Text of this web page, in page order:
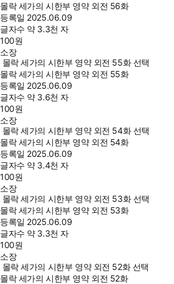
몰락 세가의 시한부 영약 외전 56화
등록일 2025.06.09
글자수 약 3.3천 자
100원
소장
몰락 세가의 시한부 영약 외전 55화 선택
몰락 세가의 시한부 영약 외전 55화
등록일 2025.06.09
글자수 약 3.6천 자
100원
소장
몰락 세가의 시한부 영약 외전 54화 선택
몰락 세가의 시한부 영약 외전 54화
등록일 2025.06.09
글자수 약 3.4천 자
100원
소장
몰락 세가의 시한부 영약 외전 53화 선택
몰락 세가의 시한부 영약 외전 53화
등록일 2025.06.09
글자수 약 3.3천 자
100원
소장
몰락 세가의 시한부 영약 외전 52화 선택
몰락 세가의 시한부 영약 외전 52화